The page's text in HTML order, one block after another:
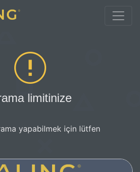
limitinize
yapabilmek için lütfen